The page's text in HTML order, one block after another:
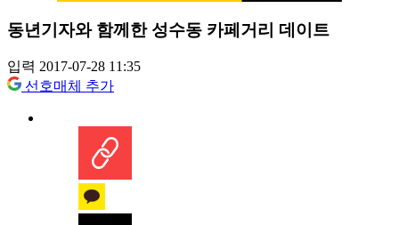
동년기자와 함께한 성수동 카페거리 데이트
입력 2017-07-28 11:35
선호매체 추가